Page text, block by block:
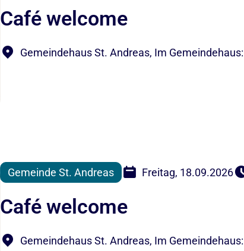
Café welcome
Gemeindehaus St. Andreas, Im
Gemeinde St. Andreas Freitag, 18.09.2026
Café welcome
Gemeindehaus St. Andreas, Im